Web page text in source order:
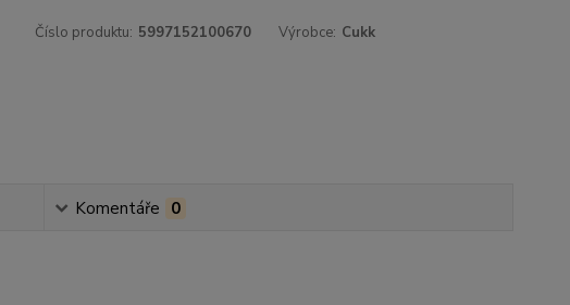
Číslo produktu: 5997152100670 Výrobce: Cukk
Komentáře 0